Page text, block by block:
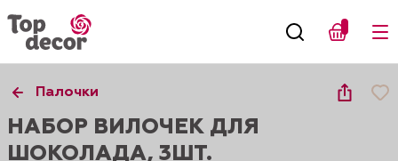
Палочки
НАБОР ВИЛОЧЕК ДЛЯ
ШОКОЛАДА, 3ШТ.